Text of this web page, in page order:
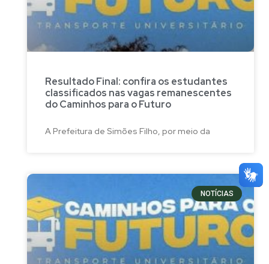
Resultado Final: confira os estudantes
classificados nas vagas remanescentes
do Caminhos para o Futuro
A Prefeitura de Simões Filho, por meio da
NOTÍCIAS